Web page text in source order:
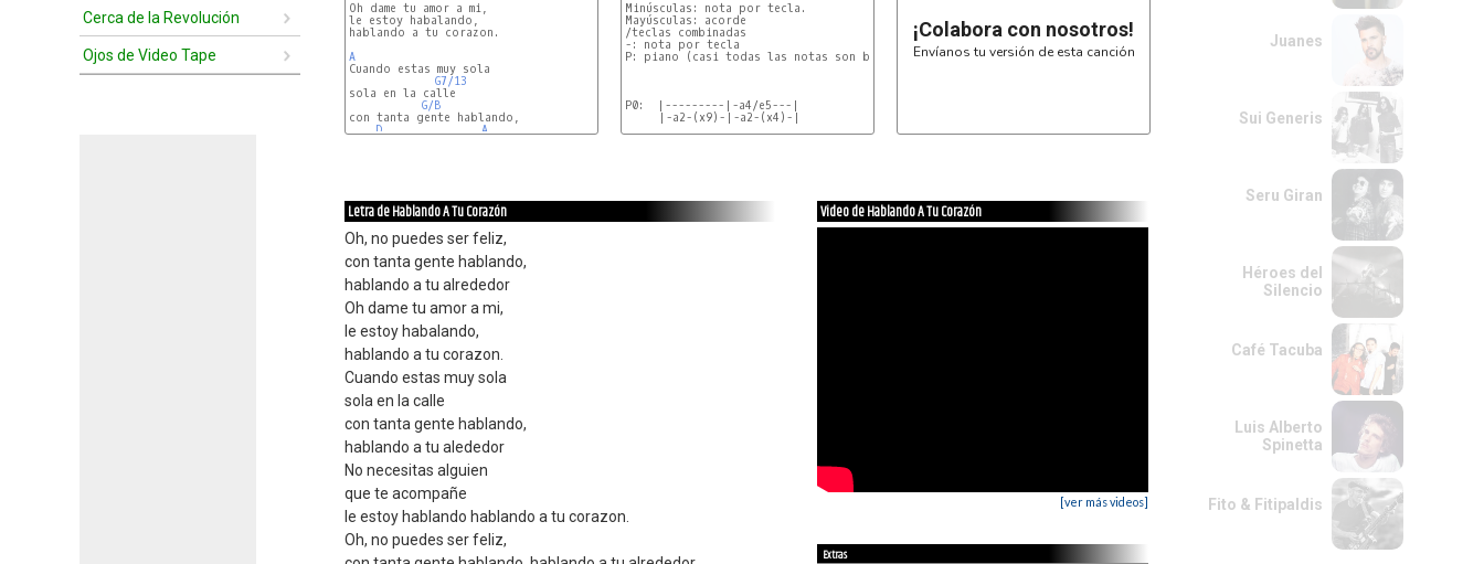
Cerca de la Revolución
Ojos de Video Tape
Oh dame tu amor a mi,
le estoy habalando,
hablando a tu corazon.
A
Cuando estas muy sola
G7/13
sola en la calle
G/B
con tanta gente hablando,
D
A
Minúsculas: nota por tecla.
Mayúsculas: acorde
/teclas combinadas
-: nota por tecla
P: piano (casi todas las notas son blancas) | B: brass
P0:  |---------|-a4/e5---|
     |-a2-(x9)-|-a2-(x4)-|
    |-f#m#5-f#m#5-D-D-|         (f#m#5=f#/a/d)
¡Colabora con nosotros!
Envíanos tu versión de esta canción
Letra de Hablando A Tu Corazón
Oh, no puedes ser feliz,
con tanta gente hablando,
hablando a tu alrededor
Oh dame tu amor a mi,
le estoy habalando,
hablando a tu corazon.
Cuando estas muy sola
sola en la calle
con tanta gente hablando,
hablando a tu alededor
No necesitas alguien
que te acompañe
le estoy hablando hablando a tu corazon.
Oh, no puedes ser feliz,
Video de Hablando A Tu Corazón
[ver más videos]
Extras
Juanes
Sui Generis
Seru Giran
Héroes del
Silencio
Café Tacuba
Luis Alberto
Spinetta
Fito & Fitipaldis